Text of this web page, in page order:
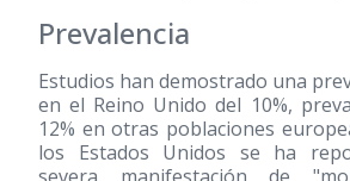
Prevalencia
Estudios han demostrado una
en el Reino Unido del 10%,
12% en otras poblaciones
los Estados Unidos se ha
severa manifestación de